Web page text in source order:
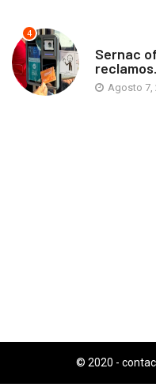
4
Sernac
Agosto 7,
© 2020 -